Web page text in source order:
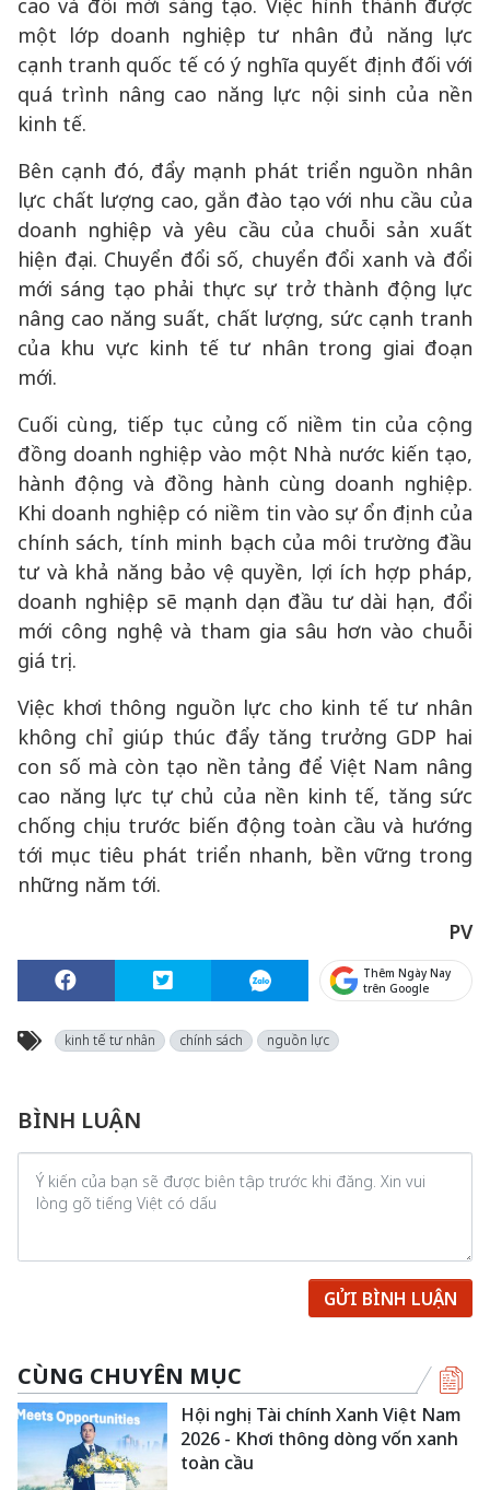
cao và đổi mới sáng tạo. Việc hình thành được
một lớp doanh nghiệp tư nhân đủ năng lực
cạnh tranh quốc tế có ý nghĩa quyết định đối với
quá trình nâng cao năng lực nội sinh của nền
kinh tế.
Bên cạnh đó, đẩy mạnh phát triển nguồn nhân
lực chất lượng cao, gắn đào tạo với nhu cầu của
doanh nghiệp và yêu cầu của chuỗi sản xuất
hiện đại. Chuyển đổi số, chuyển đổi xanh và đổi
mới sáng tạo phải thực sự trở thành động lực
nâng cao năng suất, chất lượng, sức cạnh tranh
của khu vực kinh tế tư nhân trong giai đoạn
mới.
Cuối cùng, tiếp tục củng cố niềm tin của cộng
đồng doanh nghiệp vào một Nhà nước kiến tạo,
hành động và đồng hành cùng doanh nghiệp.
Khi doanh nghiệp có niềm tin vào sự ổn định của
chính sách, tính minh bạch của môi trường đầu
tư và khả năng bảo vệ quyền, lợi ích hợp pháp,
doanh nghiệp sẽ mạnh dạn đầu tư dài hạn, đổi
mới công nghệ và tham gia sâu hơn vào chuỗi
giá trị.
Việc khơi thông nguồn lực cho kinh tế tư nhân
không chỉ giúp thúc đẩy tăng trưởng GDP hai
con số mà còn tạo nền tảng để Việt Nam nâng
cao năng lực tự chủ của nền kinh tế, tăng sức
chống chịu trước biến động toàn cầu và hướng
tới mục tiêu phát triển nhanh, bền vững trong
những năm tới.
PV
Thêm Ngày Nay
trên Google
kinh tế tư nhân chính sách nguồn lực
BÌNH LUẬN
GỬI BÌNH LUẬN
CÙNG CHUYÊN MỤC
Hội nghị Tài chính Xanh Việt Nam
2026 - Khơi thông dòng vốn xanh
toàn cầu